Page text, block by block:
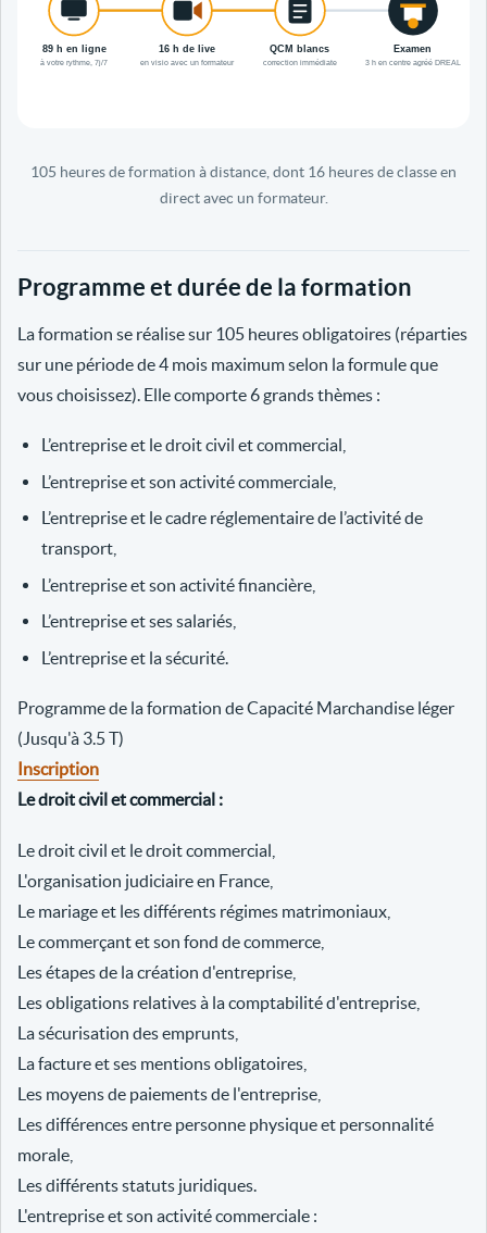
105 heures de formation à distance, dont 16 heures de classe en
direct avec un formateur.
Programme et durée de la formation
La formation se réalise sur 105 heures obligatoires (réparties
sur une période de 4 mois maximum selon la formule que
vous choisissez). Elle comporte 6 grands thèmes :
L’entreprise et le droit civil et commercial,
L’entreprise et son activité commerciale,
L’entreprise et le cadre réglementaire de l’activité de
transport,
L’entreprise et son activité financière,
L’entreprise et ses salariés,
L’entreprise et la sécurité.
Programme de la formation de Capacité Marchandise léger
(Jusqu'à 3.5 T)
Inscription
Le droit civil et commercial :
Le droit civil et le droit commercial,
L'organisation judiciaire en France,
Le mariage et les différents régimes matrimoniaux,
Le commerçant et son fond de commerce,
Les étapes de la création d'entreprise,
Les obligations relatives à la comptabilité d'entreprise,
La sécurisation des emprunts,
La facture et ses mentions obligatoires,
Les moyens de paiements de l'entreprise,
Les différences entre personne physique et personnalité
morale,
Les différents statuts juridiques.
L'entreprise et son activité commerciale :